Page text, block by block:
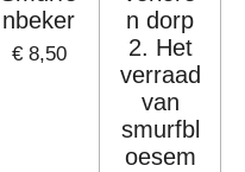
nbeker
€ 8,50
n dorp
2. Het
verraad
van
smurfbl
oesem